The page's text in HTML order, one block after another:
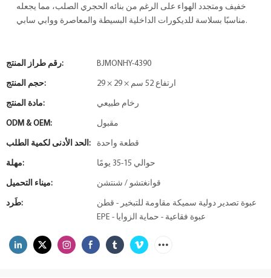
خفيف ومتجدد الهواء على الرغم من بنائه الحجري الصلب، مما يجعله
مناسبًا بسلاسة للديكورات الداخلية البسيطة والمعاصرة ووابي سابي.
رقم طراز المنتج: BJMONHY-4390
حجم المنتج: 29 × 29 × ارتفاع 52 سم
مادة المنتج: رخام طبيعي
ODM & OEM: مقبول
الحد الأدنى لكمية الطلب: قطعة واحدة
مهلة: حوالي 15-35 يومًا
ميناء التحميل: قوانغتشو / شنتشن
طَرد:
عبوة تصدير دولية سميكة مقاومة للتبخير - قطن
EPE - عبوة فقاعية - حماية الزوايا